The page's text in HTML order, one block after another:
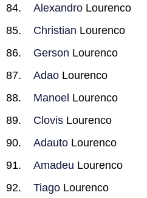
Alexandro Lourenco
Christian Lourenco
Gerson Lourenco
Adao Lourenco
Manoel Lourenco
Clovis Lourenco
Adauto Lourenco
Amadeu Lourenco
Tiago Lourenco